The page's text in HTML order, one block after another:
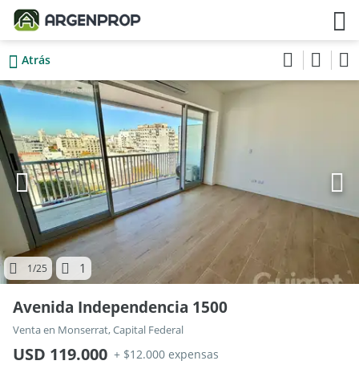
Atrás
1/25 1
Avenida Independencia 1500
Venta en Monserrat, Capital Federal
USD 119.000 + $12.000 expensas